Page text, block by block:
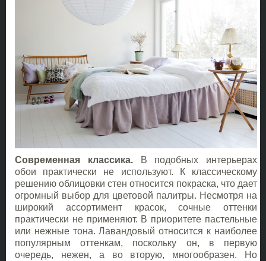
Современная классика.В подобных интерьерах
обои практически не используют. К классическому
решению облицовки стен относится покраска, что дает
огромный выбор для цветовой палитры. Несмотря на
широкий ассортимент красок, сочные оттенки
практически не применяют. В приоритете пастельные
или нежные тона. Лавандовый относится к наиболее
популярным оттенкам, поскольку он, в первую
очередь, нежен, а во вторую, многообразен. Но